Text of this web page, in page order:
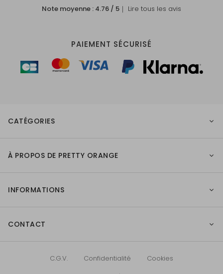
Note moyenne : 4.76 / 5 ｜ Lire tous les avis
PAIEMENT SÉCURISÉ
CATÉGORIES
À PROPOS DE PRETTY ORANGE
INFORMATIONS
CONTACT
C.G.V. Confidentialité
Cookies